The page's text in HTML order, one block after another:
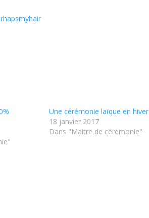
Une cérémonie laïque en hiver
18 janvier 2017
Dans "Maitre de cérémonie"